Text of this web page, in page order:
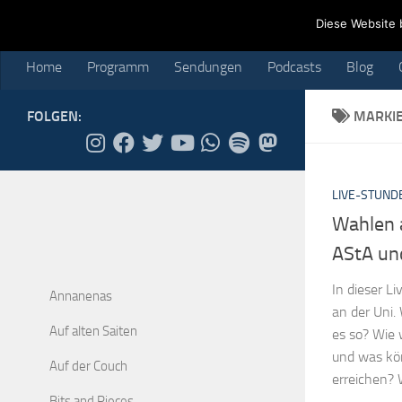
Blog
Home Programm Sendungen Podcasts Blog
LIVE-
Wahlen
AStA
In dieser
an der Uni.
es so?
und was
erreichen?
FOLGEN:
Annanenas
Auf alten Saiten
Auf der Couch
Diese Website